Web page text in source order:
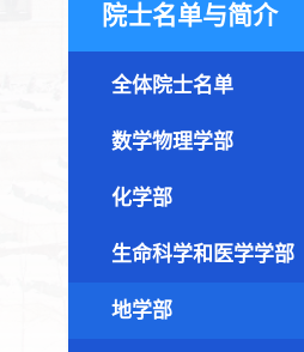
院士名单与简介
全体院士名单
数学物理学部
化学部
生命科学和医学学部
地学部